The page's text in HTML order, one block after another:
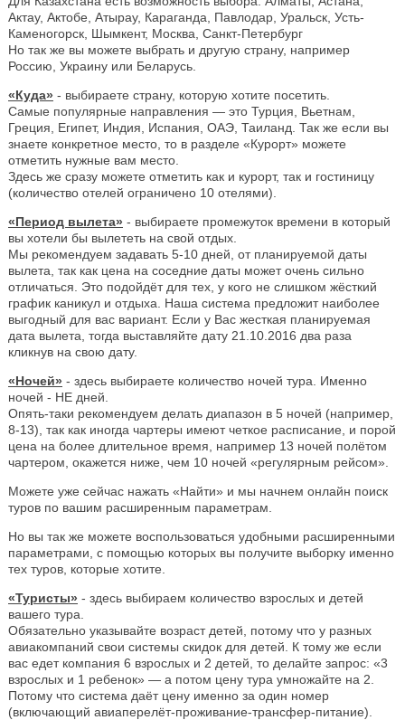
Актау, Актобе, Атырау, Караганда, Павлодар, Уральск, Усть-
Каменогорск, Шымкент, Москва, Санкт-Петербург
Но так же вы можете выбрать и другую страну, например
Россию, Украину или Беларусь.
«Куда» - выбираете страну, которую хотите посетить.
Самые популярные направления — это Турция, Вьетнам,
Греция, Египет, Индия, Испания, ОАЭ, Таиланд. Так же если вы
знаете конкретное место, то в разделе «Курорт» можете
отметить нужные вам место.
Здесь же сразу можете отметить как и курорт, так и гостиницу
(количество отелей ограничено 10 отелями).
«Период вылета» - выбираете промежуток времени в который
вы хотели бы вылететь на свой отдых.
Мы рекомендуем задавать 5-10 дней, от планируемой даты
вылета, так как цена на соседние даты может очень сильно
отличаться. Это подойдёт для тех, у кого не слишком жёсткий
график каникул и отдыха. Наша система предложит наиболее
выгодный для вас вариант. Если у Вас жесткая планируемая
дата вылета, тогда выставляйте дату 21.10.2016 два раза
кликнув на свою дату.
«Ночей» - здесь выбираете количество ночей тура. Именно
ночей - НЕ дней.
Опять-таки рекомендуем делать диапазон в 5 ночей (например,
8-13), так как иногда чартеры имеют четкое расписание, и порой
цена на более длительное время, например 13 ночей полётом
чартером, окажется ниже, чем 10 ночей «регулярным рейсом».
Можете уже сейчас нажать «Найти» и мы начнем онлайн поиск
туров по вашим расширенным параметрам.
Но вы так же можете воспользоваться удобными расширенными
параметрами, с помощью которых вы получите выборку именно
тех туров, которые хотите.
«Туристы» - здесь выбираем количество взрослых и детей
вашего тура.
Обязательно указывайте возраст детей, потому что у разных
авиакомпаний свои системы скидок для детей. К тому же если
вас едет компания 6 взрослых и 2 детей, то делайте запрос: «3
взрослых и 1 ребенок» — а потом цену тура умножайте на 2.
Потому что система даёт цену именно за один номер
(включающий авиаперелёт-проживание-трансфер-питание).